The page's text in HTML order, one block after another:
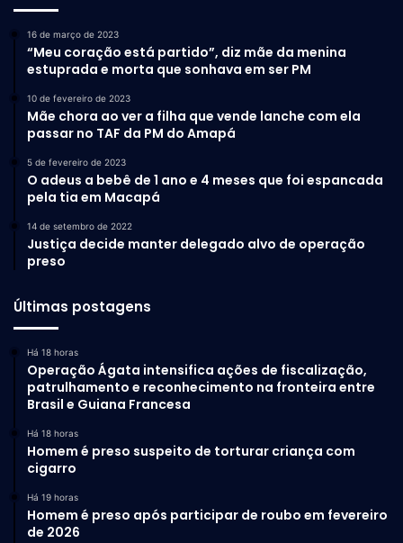
16 de março de 2023
“Meu coração está partido”, diz mãe da menina
estuprada e morta que sonhava em ser PM
10 de fevereiro de 2023
Mãe chora ao ver a filha que vende lanche com ela
passar no TAF da PM do Amapá
5 de fevereiro de 2023
O adeus a bebê de 1 ano e 4 meses que foi espancada
pela tia em Macapá
14 de setembro de 2022
Justiça decide manter delegado alvo de operação
preso
Últimas postagens
Há 18 horas
Operação Ágata intensifica ações de fiscalização,
patrulhamento e reconhecimento na fronteira entre
Brasil e Guiana Francesa
Há 18 horas
Homem é preso suspeito de torturar criança com
cigarro
Há 19 horas
Homem é preso após participar de roubo em fevereiro
de 2026